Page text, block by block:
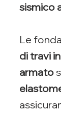
sismico
Le
di travi
armato